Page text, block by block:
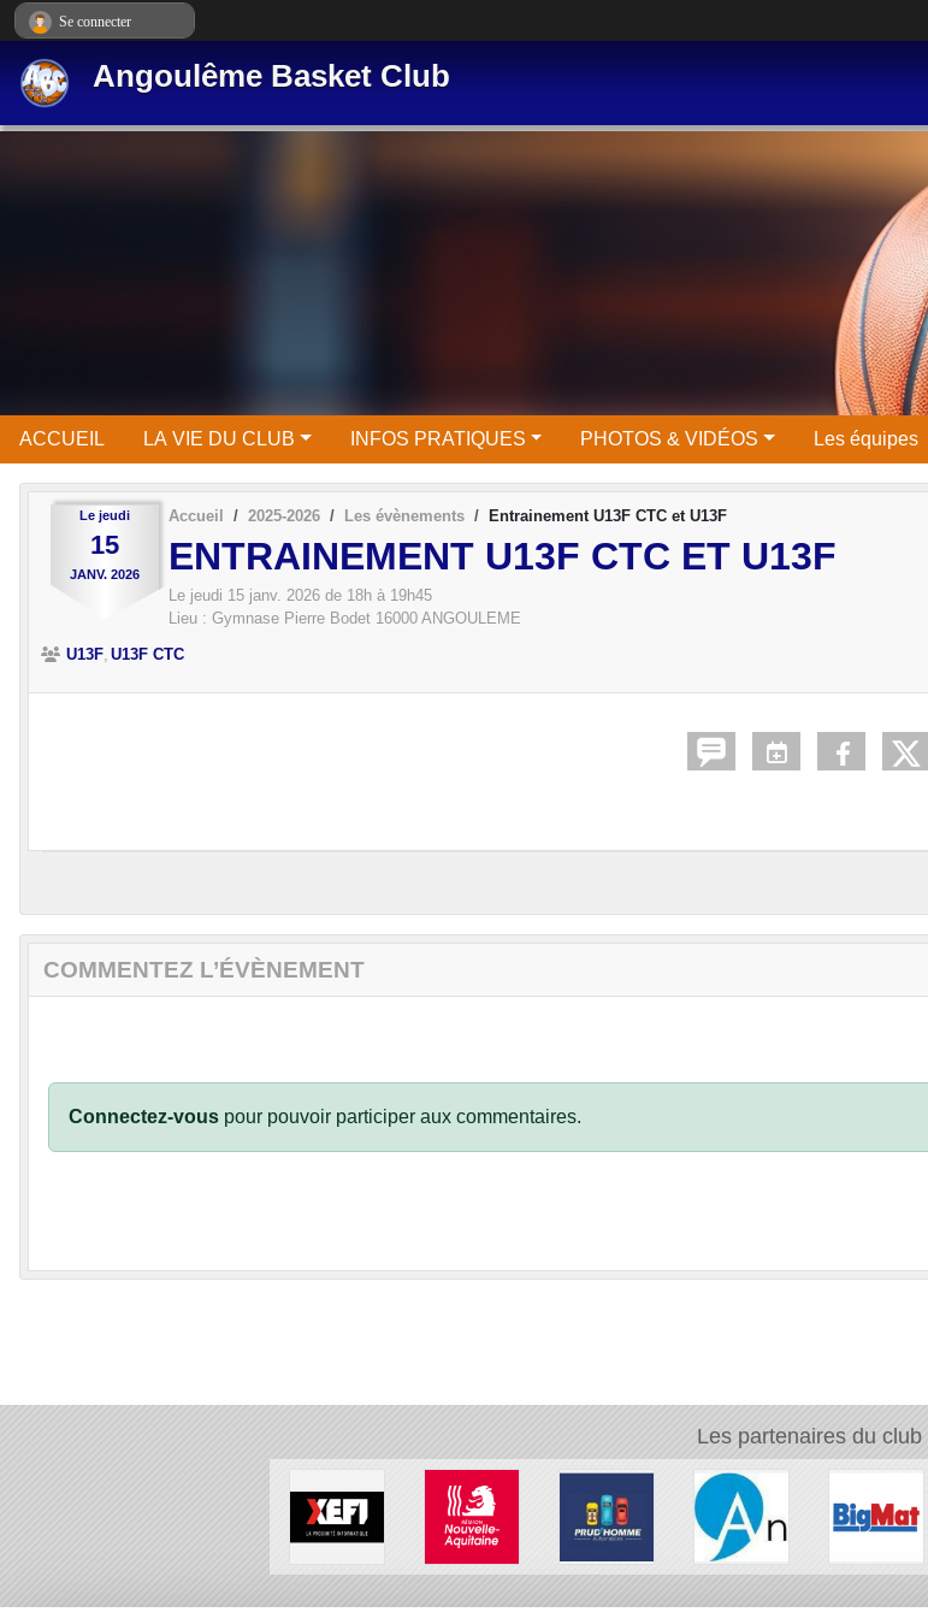
Angoulême Basket Club
ACCUEIL LA VIE DU CLUB INFOS PRATIQUES PHOTOS & VIDÉOS Les équipes
Le jeudi
15
JANV. 2026
Accueil 2025-2026 Les évènements Entrainement U13F CTC et U13F
ENTRAINEMENT U13F CTC ET U13F
Le jeudi 15 janv. 2026 de 18h à 19h45
Lieu : Gymnase Pierre Bodet 16000 ANGOULEME
U13F U13F CTC
COMMENTEZ L’ÉVÈNEMENT
Connectez-vous pour pouvoir participer aux commentaires.
Les partenaires du club
Se connecter
Panneau de gestion des cookies